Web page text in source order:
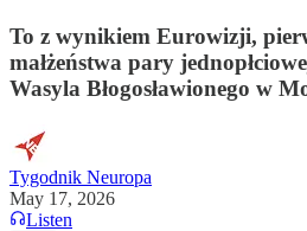
To z wynikiem Eurowizji,
małżeństwa pary
Wasyla Błogosławionego w
Tygodnik Neuropa
May 17, 2026
Listen